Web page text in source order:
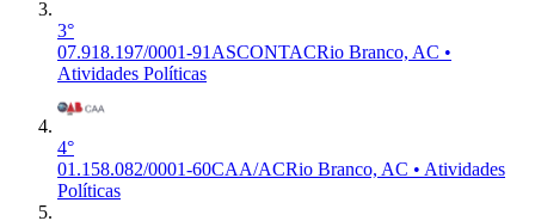
3°
07.918.197/0001-91 ASCONTACRio Branco, AC •
Atividades Políticas
4°
01.158.082/0001-60CAA/ACRio Branco, AC • Atividades
Políticas